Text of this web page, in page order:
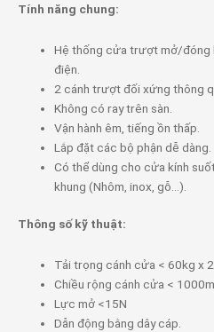
Tính năng chung:
Hệ thống cửa trượt mở/đóng
điện.
2 cánh trượt đối xứng thông
Không có ray trên sàn.
Vận hành êm, tiếng ồn thấp.
Lắp đặt các bộ phận dễ dàng.
Có thể dùng cho cửa kính
khung (Nhôm, inox, gỗ…).
Thông số kỹ thuật:
Tải trọng cánh cửa < 60kg x 2
Chiều rộng cánh cửa <
Lực mở <15N
Dẫn động bằng dây cáp.